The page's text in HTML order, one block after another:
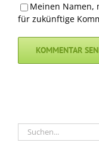
Meinen Namen,
für zukünftige
Suche
nach: